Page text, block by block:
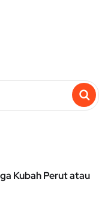
Kubah Perut atau